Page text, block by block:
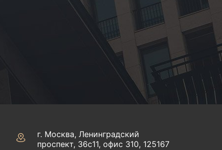
г. Москва, Ленинградский
проспект, 36с11, офис 310, 125167